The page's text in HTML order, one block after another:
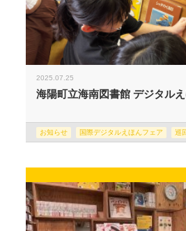
2025.07.25
海陽町立海南図書館 デジタルえ
お知らせ 国際デジタルえほんフェア 巡